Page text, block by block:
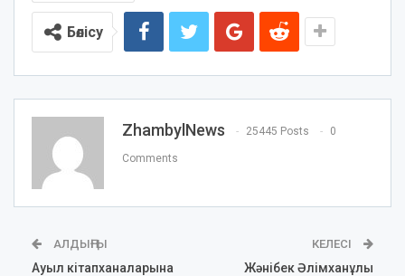
Бөлісу
ZhambylNews 25445 Posts 0
Comments
АЛДЫҢҒЫ
Ауыл кітапханаларына
КЕЛЕСІ
Жәнібек Әлімханұлы